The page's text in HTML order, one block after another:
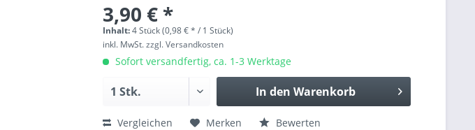
3,90 € *
Inhalt:4 Stück (0,98 € * / 1 Stück)
inkl. MwSt.zzgl. Versandkosten
Sofort versandfertig, ca. 1-3 Werktage
In den Warenkorb
Vergleichen Merken Bewerten